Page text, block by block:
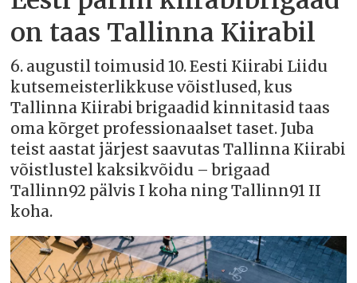
on taas Tallinna Kiirabil
6. augustil toimusid 10. Eesti Kiirabi Liidu
kutsemeisterlikkuse võistlused, kus
Tallinna Kiirabi brigaadid kinnitasid taas
oma kõrget professionaalset taset. Juba
teist aastat järjest saavutas Tallinna Kiirabi
võistlustel kaksikvõidu – brigaad
Tallinn92 pälvis I koha ning Tallinn91 II
koha.